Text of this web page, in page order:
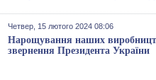
Четвер, 15 лютого 2024 08:06
Нарощування наших
звернення Президента України